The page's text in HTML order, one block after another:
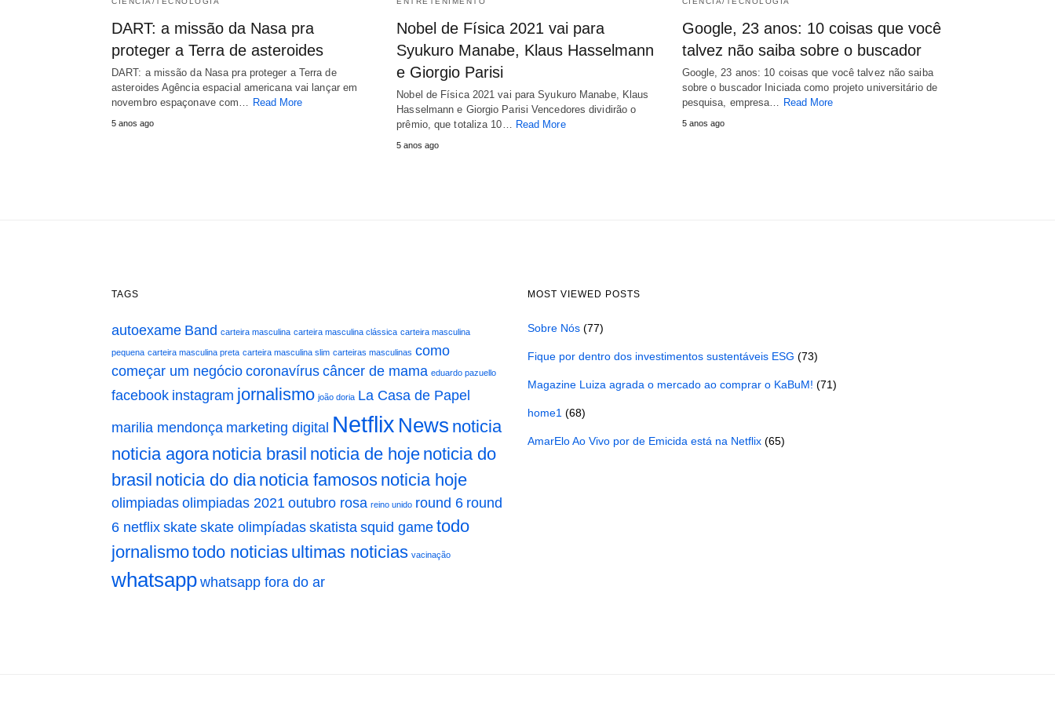
DART: a missão da Nasa pra
proteger a Terra de asteroides
DART: a missão da Nasa pra proteger a Terra de
asteroides Agência espacial americana vai lançar em
novembro espaçonave com… Read More
5 anos ago
Nobel de Física 2021 vai para
Syukuro Manabe, Klaus Hasselmann
e Giorgio Parisi
Nobel de Física 2021 vai para Syukuro Manabe, Klaus
Hasselmann e Giorgio Parisi Vencedores dividirão o
prêmio, que totaliza 10… Read More
5 anos ago
Google, 23 anos: 10 coisas que você
talvez não saiba sobre o buscador
Google, 23 anos: 10 coisas que você talvez não saiba
sobre o buscador Iniciada como projeto universitário de
pesquisa, empresa… Read More
5 anos ago
TAGS
autoexame Band carteira masculina carteira masculina clássica carteira masculina
pequena carteira masculina preta carteira masculina slim carteiras masculinas como
começar um negócio coronavírus câncer de mama eduardo pazuello
facebook instagram jornalismo joão doria La Casa de Papel
marilia mendonça marketing digital Netflix News noticia
noticia agora noticia brasil noticia de hoje noticia do
brasil noticia do dia noticia famosos noticia hoje
olimpiadas olimpiadas 2021 outubro rosa reino unido round 6 round
6 netflix skate skate olimpíadas skatista squid game todo
jornalismotodo noticias ultimas noticias vacinação
whatsapp whatsapp fora do ar
MOST VIEWED POSTS
Sobre Nós (77)
Fique por dentro dos investimentos sustentáveis ESG (73)
Magazine Luiza agrada o mercado ao comprar o KaBuM! (71)
home1 (68)
AmarElo Ao Vivo por de Emicida está na Netflix (65)